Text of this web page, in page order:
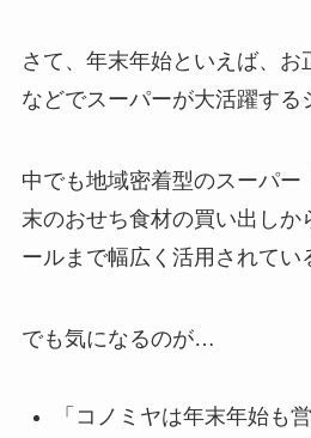
さて、年末年始といえば、お
などでスーパーが大活躍する
中でも地域密着型のスーパー
末のおせち食材の買い出しか
ールまで幅広く活用されてい
でも気になるのが…
「コノミヤは年末年始も